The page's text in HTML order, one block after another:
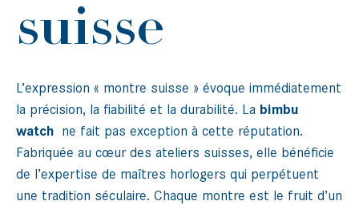
suisse
L’expression « montre suisse » évoque immédiatement
la précision, la fiabilité et la durabilité. La bimbu
watch ne fait pas exception à cette réputation.
Fabriquée au cœur des ateliers suisses, elle bénéficie
de l’expertise de maîtres horlogers qui perpétuent
une tradition séculaire. Chaque montre est le fruit d’un